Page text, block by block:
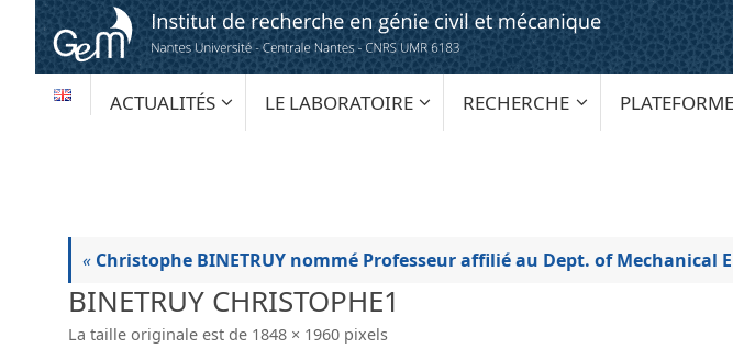
Passer
contenu
PASSER
AU
ACTUALITÉS LE LABORATOIRE RECHERCHE
« Christophe BINETRUY nommé Professeur affilié au Dept. of Mechanical
BINETRUY CHRISTOPHE1
La taille originale est de 1848 × 1960 pixels